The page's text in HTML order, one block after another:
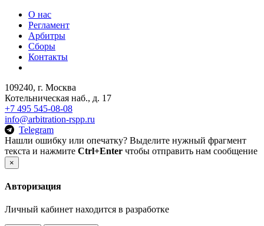
О нас
Регламент
Арбитры
Сборы
Контакты
109240, г. Москва
Котельническая наб., д. 17
+7 495 545-08-08
info@arbitration-rspp.ru
Telegram
Нашли ошибку или опечатку? Выделите нужный фрагмент
текста и нажмите Ctrl+Enter чтобы отправить нам сообщение
×
Авторизация
Личный кабинет находится в разработке